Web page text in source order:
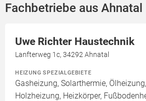
Fachbetriebe aus Ahnatal
Uwe Richter Haustechnik
Lanfterweg 1c, 34292 Ahnatal
HEIZUNG SPEZIALGEBIETE
Gasheizung, Solarthermie,
Holzheizung, Heizkörper,